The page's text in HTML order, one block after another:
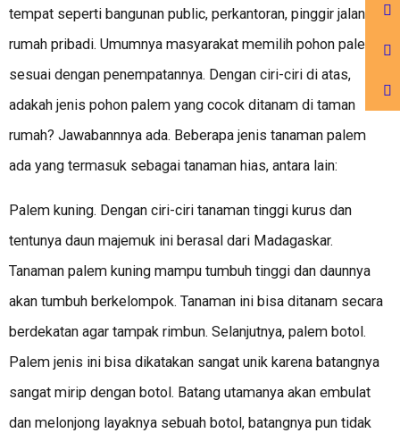
tempat seperti bangunan public, perkantoran, pinggir jalan dan
rumah pribadi. Umumnya masyarakat memilih pohon palem
sesuai dengan penempatannya. Dengan ciri-ciri di atas,
adakah jenis pohon palem yang cocok ditanam di taman
rumah? Jawabannnya ada. Beberapa jenis tanaman palem
ada yang termasuk sebagai tanaman hias, antara lain:
Palem kuning. Dengan ciri-ciri tanaman tinggi kurus dan
tentunya daun majemuk ini berasal dari Madagaskar.
Tanaman palem kuning mampu tumbuh tinggi dan daunnya
akan tumbuh berkelompok. Tanaman ini bisa ditanam secara
berdekatan agar tampak rimbun. Selanjutnya, palem botol.
Palem jenis ini bisa dikatakan sangat unik karena batangnya
sangat mirip dengan botol. Batang utamanya akan embulat
dan melonjong layaknya sebuah botol, batangnya pun tidak